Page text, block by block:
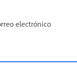
electrónico